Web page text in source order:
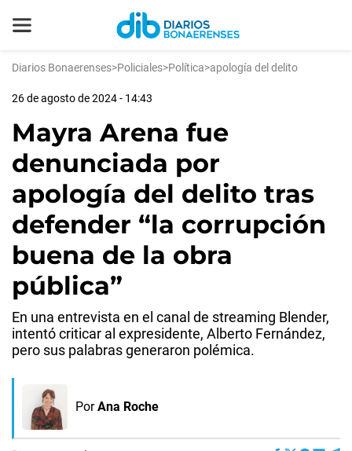
Diarios Bonaerenses>Policiales>Política>apología del delito
26 de agosto de 2024 - 14:43
Mayra Arena fue
denunciada por
apología del delito tras
defender “la corrupción
buena de la obra
pública”
En una entrevista en el canal de streaming Blender,
intentó criticar al expresidente, Alberto Fernández,
pero sus palabras generaron polémica.
Por Ana Roche